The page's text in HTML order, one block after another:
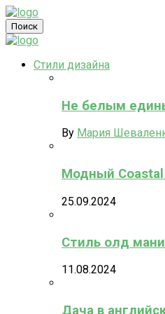
Поиск
Стили дизайна
Не белым
By Мария
Модный
25.09.2024
Стиль олд
11.08.2024
Дача в